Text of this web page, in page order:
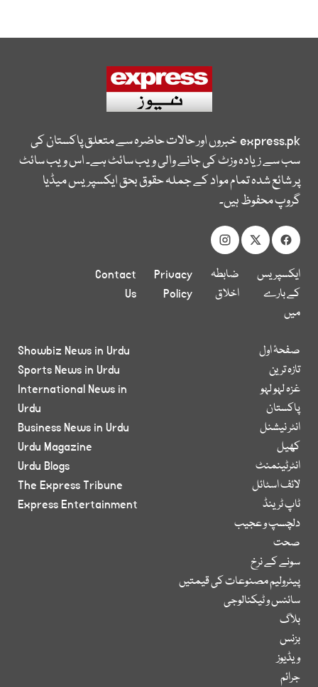
express.pkخبروں اور حالات حاضرہ سے متعلق پاکستان کی
سب سے زیادہ وزٹ کی جانے والی ویب سائٹ ہے۔ اس ویب سائٹ
پر شائع شدہ تمام مواد کے جملہ حقوق بحق ایکسپریس میڈیا
گروپ محفوظ ہیں۔
ایکسپریس
کے بارے
میں
ضابطہ
اخلاق
Privacy
Policy
Contact
Us
صفحۂ اول
تازہ ترین
غزہ لہو لہو
پاکستان
انٹر نیشنل
کھیل
انٹرٹینمنٹ
لائف اسٹائل
ٹاپ ٹرینڈ
دلچسپ و عجیب
صحت
سونے کے نرخ
پیٹرولیم مصنوعات کی قیمتیں
سائنس و ٹیکنالوجی
بلاگ
بزنس
ویڈیوز
جرائم
Showbiz News in Urdu
Sports News in Urdu
International News in
Urdu
Business News in Urdu
Urdu Magazine
Urdu Blogs
The Express Tribune
Express Entertainment